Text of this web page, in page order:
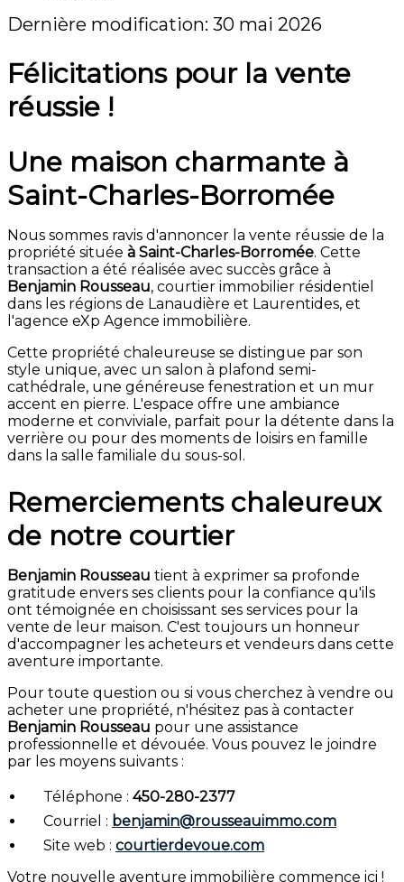
Dernière modification: 30 mai 2026
Félicitations pour la vente
réussie !
Une maison charmante à
Saint-Charles-Borromée
Nous sommes ravis d'annoncer la vente réussie de la
propriété située à Saint-Charles-Borromée. Cette
transaction a été réalisée avec succès grâce à
Benjamin Rousseau, courtier immobilier résidentiel
dans les régions de Lanaudière et Laurentides, et
l'agence eXp Agence immobilière.
Cette propriété chaleureuse se distingue par son
style unique, avec un salon à plafond semi-
cathédrale, une généreuse fenestration et un mur
accent en pierre. L'espace offre une ambiance
moderne et conviviale, parfait pour la détente dans la
verrière ou pour des moments de loisirs en famille
dans la salle familiale du sous-sol.
Remerciements chaleureux
de notre courtier
Benjamin Rousseau tient à exprimer sa profonde
gratitude envers ses clients pour la confiance qu'ils
ont témoignée en choisissant ses services pour la
vente de leur maison. C'est toujours un honneur
d'accompagner les acheteurs et vendeurs dans cette
aventure importante.
Pour toute question ou si vous cherchez à vendre ou
acheter une propriété, n'hésitez pas à contacter
Benjamin Rousseau pour une assistance
professionnelle et dévouée. Vous pouvez le joindre
par les moyens suivants :
Téléphone : 450-280-2377
Courriel : benjamin@rousseauimmo.com
Site web : courtierdevoue.com
Votre nouvelle aventure immobilière commence ici !